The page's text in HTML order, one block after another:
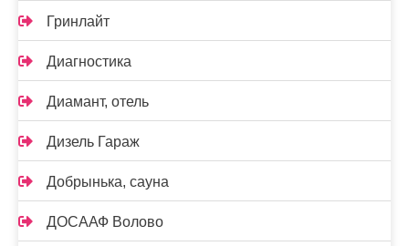
Гринлайт
Диагностика
Диамант, отель
Дизель Гараж
Добрынька, сауна
ДОСААФ Волово